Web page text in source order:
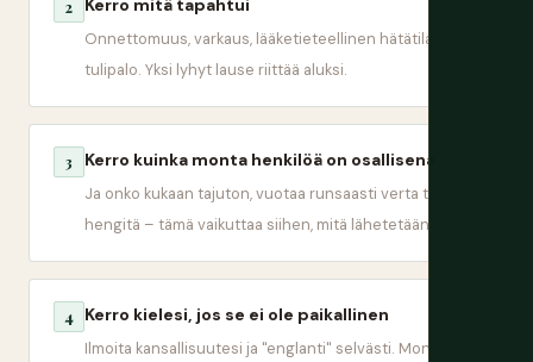
2
Onnettomuus, varkaus, lääketieteellinen hätätilanne,
tulipalo. Yksi lyhyt lause riittää aluksi.
3 Kerro kuinka monta henkilöä on osallisena
Ja onko kukaan tajuton, vuotaa runsaasti verta tai ei
hengitä – tämä vaikuttaa siihen, mitä lähetetään.
4 Kerro kielesi, jos se ei ole paikallinen
Ilmoita kansallisuutesi ja "englanti" selvästi. Monilla